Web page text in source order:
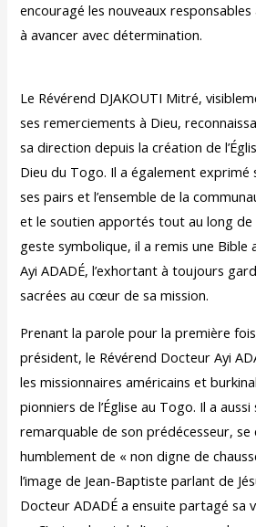
encouragé les nouveaux
à avancer avec détermination.
Le Révérend DJAKOUTI Mitré,
ses remerciements à Dieu,
sa direction depuis la création de
Dieu du Togo. Il a également exprimé
ses pairs et l’ensemble de la
et le soutien apportés tout au long de
geste symbolique, il a remis une Bible
Ayi ADADÉ, l’exhortant à toujours
sacrées au cœur de sa mission.
Prenant la parole pour la première
président, le Révérend Docteur Ayi
les missionnaires américains et
pionniers de l’Église au Togo. Il a
remarquable de son prédécesseur,
humblement de « non digne de
l’image de Jean-Baptiste parlant de
Docteur ADADÉ a ensuite partagé sa